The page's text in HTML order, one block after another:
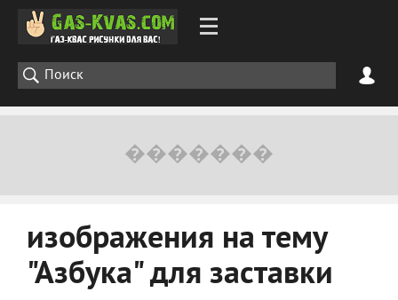
изображения на тему
"Азбука" для заставки